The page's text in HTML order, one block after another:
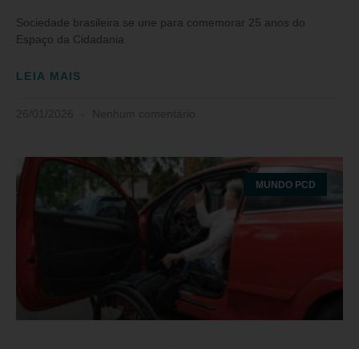
Sociedade brasileira se une para comemorar 25 anos do
Espaço da Cidadania
LEIA MAIS
MUNDO PCD